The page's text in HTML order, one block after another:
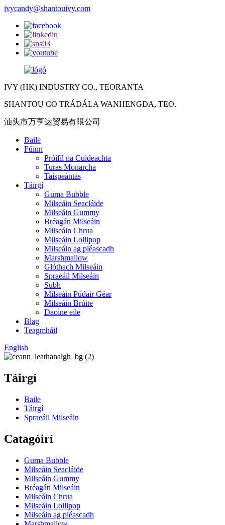
ivycandy@shantouivy.com
IVY (HK) INDUSTRY CO., TEORANTA
SHANTOU CO TRÁDÁLA WANHENGDA, TEO.
汕头市万亨达贸易有限公司
Baile
Fúinn
Próifíl na Cuideachta
Turas Monarcha
Taispeántas
Táirgí
Guma Bubble
Milseáin Seacláide
Milseáin Gummy
Bréagán Milseáin
Milseáin Chrua
Milseáin Lollipop
Milseáin ag pléascadh
Marshmallow
Glóthach Milseáin
Spraeáil Milseáin
Subh
Milseáin Púdair Géar
Milseáin Brúite
Daoine eile
Blag
Teagmháil
English
Táirgí
Baile
Táirgí
Spraeáil Milseáin
Catagóirí
Guma Bubble
Milseáin Seacláide
Milseáin Gummy
Bréagán Milseáin
Milseáin Chrua
Milseáin Lollipop
Milseáin ag pléascadh